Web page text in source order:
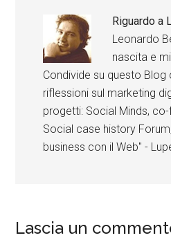
Riguardo a
Leonardo
nascita e
Condivide su questo Blog
riflessioni sul marketing
progetti: Social Minds,
Social case history
business con il Web" -
Lascia un